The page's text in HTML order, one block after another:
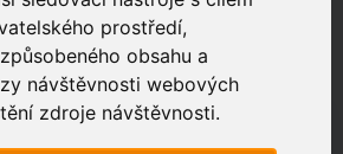
prostředí,
obsahu a
návštěvnosti webových
zdroje návštěvnosti.
na vaší adrese?